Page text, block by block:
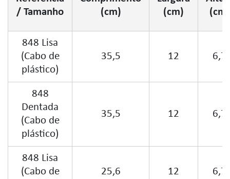
/ Tamanho
(cm)
(cm)
(cm)
848 Lisa
(Cabo de
plástico)
35,5 12 6,7
848
Dentada
(Cabo de
plástico)
35,5 12 6,7
848 Lisa
(Cabo de
25,6 12 6,7